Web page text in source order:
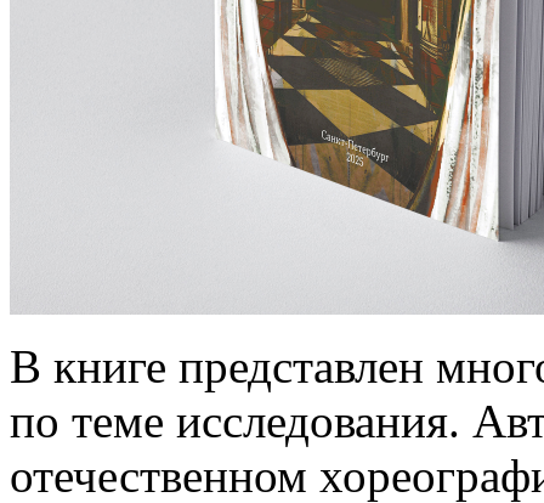
В книге представлен
по теме исследования.
отечественном